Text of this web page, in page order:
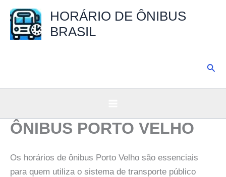
para
HORÁRIO DE ÔNIBUS
BRASIL
ÔNIBUS PORTO VELHO
Os horários de ônibus Porto Velho são essenciais
para quem utiliza o sistema de transporte público